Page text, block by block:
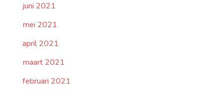
juni 2021
mei 2021
april 2021
maart 2021
februari 2021